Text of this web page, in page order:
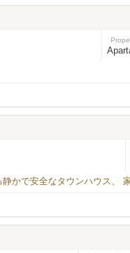
かで安全なタウンハウス、